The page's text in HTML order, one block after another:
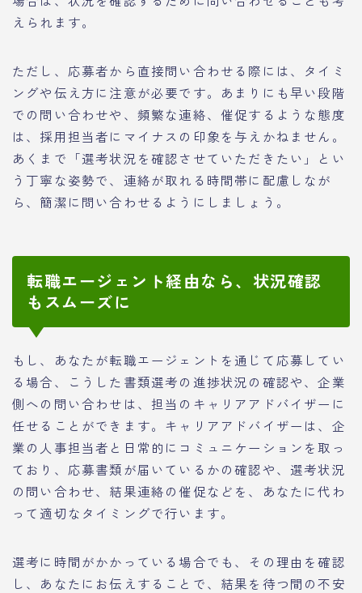
えられます。
ただし、応募者から直接問い合わせる際には、タイミ
ングや伝え方に注意が必要です。あまりにも早い段階
での問い合わせや、頻繁な連絡、催促するような態度
は、採用担当者にマイナスの印象を与えかねません。
あくまで「選考状況を確認させていただきたい」とい
う丁寧な姿勢で、連絡が取れる時間帯に配慮しなが
ら、簡潔に問い合わせるようにしましょう。
転職エージェント経由なら、状況確認
もスムーズに
もし、あなたが転職エージェントを通じて応募してい
る場合、こうした書類選考の進捗状況の確認や、企業
側への問い合わせは、担当のキャリアアドバイザーに
任せることができます。キャリアアドバイザーは、企
業の人事担当者と日常的にコミュニケーションを取っ
ており、応募書類が届いているかの確認や、選考状況
の問い合わせ、結果連絡の催促などを、あなたに代わ
って適切なタイミングで行います。
選考に時間がかかっている場合でも、その理由を確認
し、あなたにお伝えすることで、結果を待つ間の不安